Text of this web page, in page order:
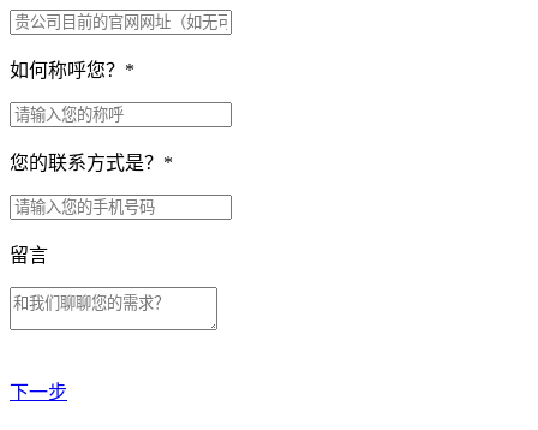
如何称呼您？ *
您的联系方式是？ *
留言
下一步